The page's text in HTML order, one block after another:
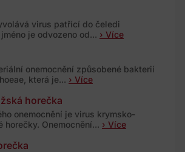
virus patřící do čeledi
je odvozeno od... › Více
onemocnění způsobené bakterií
která je... › Více
horečka
onemocnění je virus krymsko-
horečky. Onemocnění... › Více